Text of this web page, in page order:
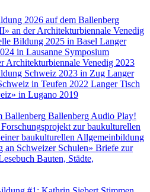
2026 auf dem Ballenberg
an der Architekturbiennale Venedig
Bildung 2025 in Basel Langer
in Lausanne Symposium
Architekturbiennale Venedig 2023
Schweiz 2023 in Zug Langer
in Teufen 2022 Langer Tisch
in Lugano 2019
Ballenberg Ballenberg Audio Play!
Forschungsprojekt zur baukulturellen
baukulturellen Allgemeinbildung
Schweizer Schulen» Briefe zur
Bauten, Städte,